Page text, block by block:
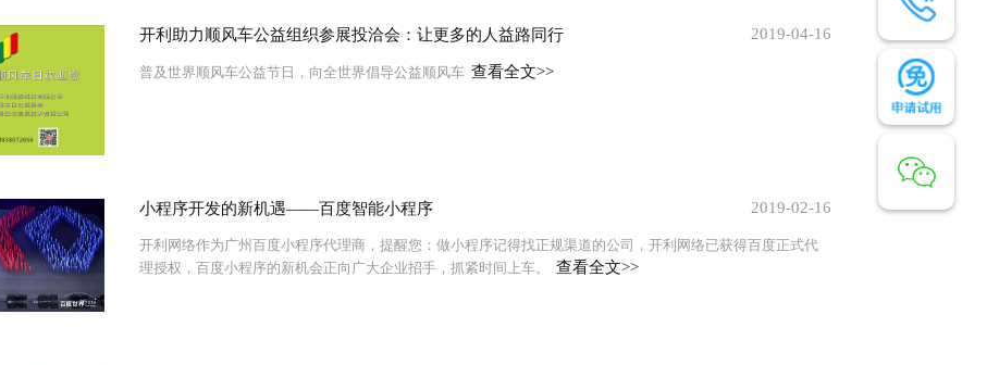
开利助力顺风车公益组织参展投洽会：让更多的人益路同行 2019-04-16
普及世界顺风车公益节日，向全世界倡导公益顺风车 查看全文>>
小程序开发的新机遇——百度智能小程序 2019-02-16
开利网络作为广州百度小程序代理商，提醒您：做小程序记得找正规渠道的公司，开利网络已获得百度正式代
理授权，百度小程序的新机会正向广大企业招手，抓紧时间上车。 查看全文>>